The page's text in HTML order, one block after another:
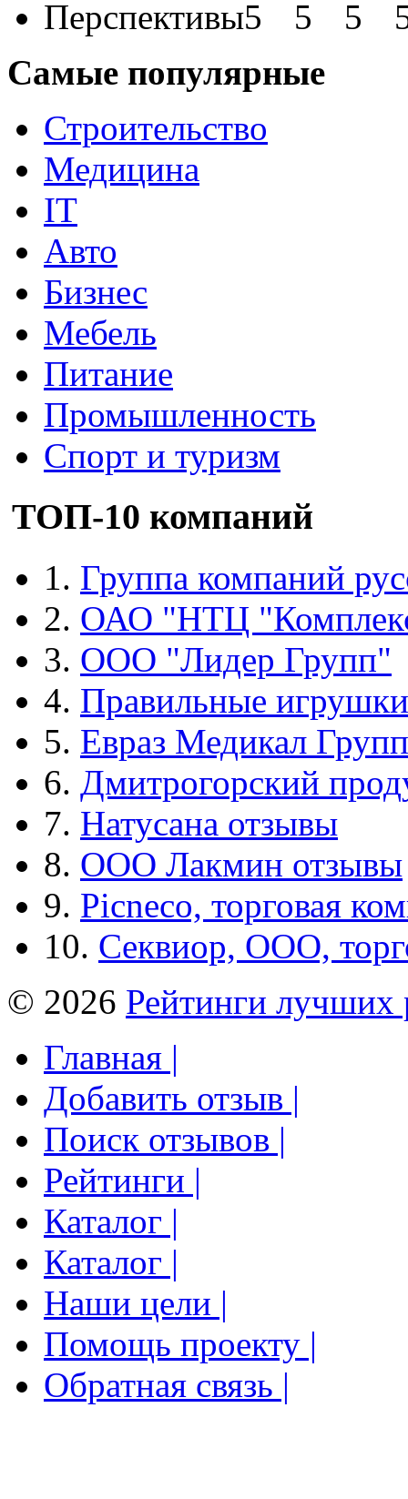
Перспективы
Самые популярные
Строительство
Медицина
IT
Авто
Бизнес
Мебель
Питание
Промышленность
Спорт и туризм
ТОП-10 компаний
1. Группа компаний
2. ОАО "НТЦ
3. ООО "Лидер Групп"
4. Правильные игрушки
5. Евраз Медикал Групп
6. Дмитрогорский
7. Натусана отзывы
8. ООО Лакмин отзывы
9. Picneco, торговая
10. Секвиор, ООО,
© 2026 Рейтинги лучших
Главная |
Добавить отзыв |
Поиск отзывов |
Рейтинги |
Каталог |
Каталог |
Наши цели |
Помощь проекту |
Обратная связь |